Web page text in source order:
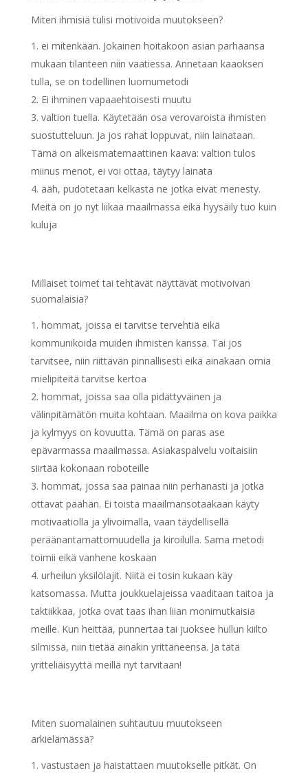
Miten ihmisiä tulisi motivoida muutokseen?
ei mitenkään. Jokainen hoitakoon asian parhaansa
mukaan tilanteen niin vaatiessa. Annetaan kaaoksen
tulla, se on todellinen luomumetodi
Ei ihminen vapaaehtoisesti muutu
valtion tuella. Käytetään osa verovaroista ihmisten
suostutteluun. Ja jos rahat loppuvat, niin lainataan.
Tämä on alkeismatemaattinen kaava: valtion tulos
miinus menot, ei voi ottaa, täytyy lainata
ääh, pudotetaan kelkasta ne jotka eivät menesty.
Meitä on jo nyt liikaa maailmassa eikä hyysäily tuo kuin
kuluja
Millaiset toimet tai tehtävät näyttävät motivoivan
suomalaisia?
hommat, joissa ei tarvitse tervehtiä eikä
kommunikoida muiden ihmisten kanssa. Tai jos
tarvitsee, niin riittävän pinnallisesti eikä ainakaan omia
mielipiteitä tarvitse kertoa
hommat, joissa saa olla pidättyväinen ja
välinpitämätön muita kohtaan. Maailma on kova paikka
ja kylmyys on kovuutta. Tämä on paras ase
epävarmassa maailmassa. Asiakaspalvelu voitaisiin
siirtää kokonaan roboteille
hommat, jossa saa painaa niin perhanasti ja jotka
ottavat päähän. Ei toista maailmansotaakaan käyty
motivaatiolla ja ylivoimalla, vaan täydellisellä
peräänantamattomuudella ja kiroilulla. Sama metodi
toimii eikä vanhene koskaan
urheilun yksilölajit. Niitä ei tosin kukaan käy
katsomassa. Mutta joukkuelajeissa vaaditaan taitoa ja
taktiikkaa, jotka ovat taas ihan liian monimutkaisia
meille. Kun heittää, punnertaa tai juoksee hullun kiilto
silmissä, niin tietää ainakin yrittäneensä. Ja tätä
yritteliäisyyttä meillä nyt tarvitaan!
Miten suomalainen suhtautuu muutokseen
arkielämässä?
vastustaen ja haistattaen muutokselle pitkät. On